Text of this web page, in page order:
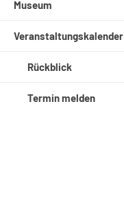
Museum
Veranstaltungskalender
Rückblick
Termin melden